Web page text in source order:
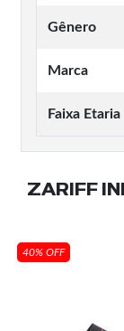
Gênero
Marca
Faixa Etaria
ZARIFF
40% OFF